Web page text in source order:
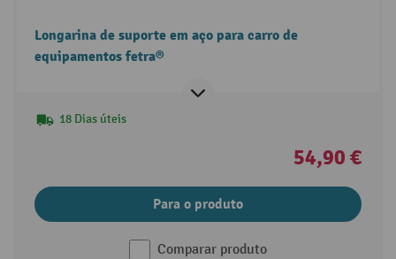
Longarina de suporte em aço para carro de
equipamentos fetra®
18 Dias úteis
54,90 €
Para o produto
Comparar produto